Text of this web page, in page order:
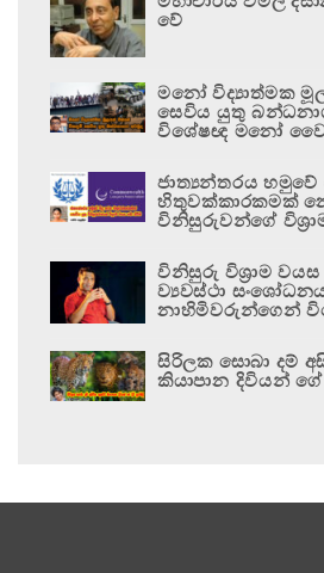
වේ
මනෝ විද්‍යාත්මක
සෙවිය යුතු
විශේෂඥ මනෝ
ජාත්‍යන්තරය
හිතුවක්කාරකමක්
විනිසුරුවන්ගේ
විනිසුරු විශ්‍රාම
ව්‍යවස්ථා
නාහිමිවරුන්ගෙන්
සිරිලක සොබා දම්
කියාපාන දිවියන්